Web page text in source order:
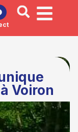
Voiron